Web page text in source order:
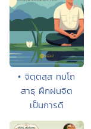
• จิตฺตสฺส ทมโถ
สาธุ ฝึกฝนจิต
เป็นการดี